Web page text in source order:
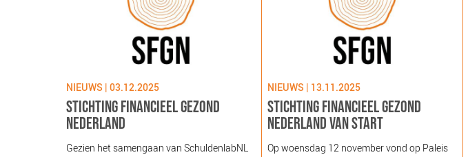
NIEUWS | 03.12.2025
STICHTING FINANCIEEL GEZOND
NEDERLAND
Gezien het samengaan van SchuldenlabNL
NIEUWS | 13.11.2025
STICHTING FINANCIEEL GEZOND
NEDERLAND VAN START
Op woensdag 12 november vond op Paleis